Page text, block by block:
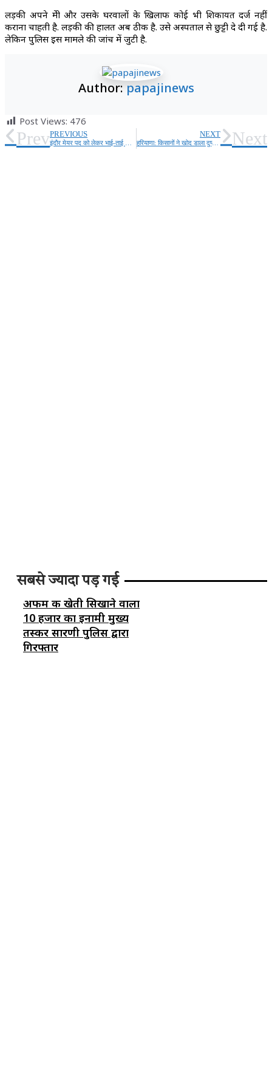
लड़की अपने प्रेमी और उसके घरवालों के खिलाफ कोई भी शिकायत दर्ज नहीं
कराना चाहती है. लड़की की हालत अब ठीक है. उसे अस्पताल से छुट्टी दे दी गई है.
लेकिन पुलिस इस मामले की जांच में जुटी है.
Author:papajinews
Post Views: 476
PrevPREVIOUS NEXT
हरियाणा: किसानों ने खोद डाला दुष्यंत चौटाला के लिए बनाया गया हेलीपैड Next
सबसे ज्यादा पड़ गई
अफीम की खेती सिखाने वाला
10 हजार का इनामी मुख्य
तस्कर सारणी पुलिस द्वारा
गिरफ्तार